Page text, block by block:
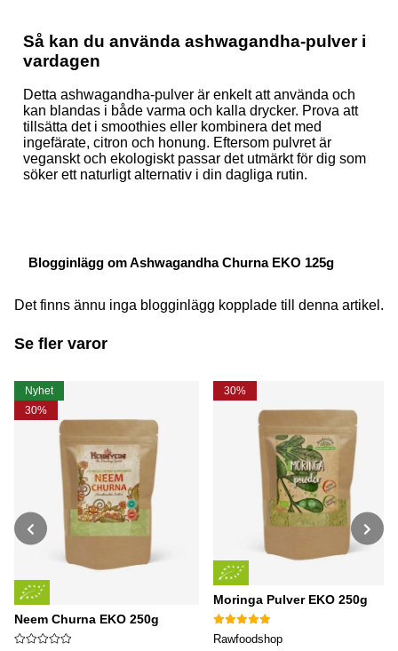
Så kan du använda ashwagandha-pulver i
vardagen
Detta ashwagandha-pulver är enkelt att använda och
kan blandas i både varma och kalla drycker. Prova att
tillsätta det i smoothies eller kombinera det med
ingefärate, citron och honung. Eftersom pulvret är
veganskt och ekologiskt passar det utmärkt för dig som
söker ett naturligt alternativ i din dagliga rutin.
Blogginlägg om Ashwagandha Churna EKO 125g
Det finns ännu inga blogginlägg kopplade till denna artikel.
Se fler varor
Nyhet
30%
Neem Churna EKO 250g
30%
Moringa Pulver EKO 250g
Rawfoodshop